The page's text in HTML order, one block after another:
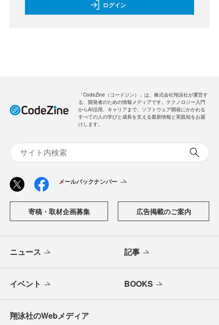
ログイン
「CodeZine（コードジン）」は、株式会社翔泳社が運営す
る、開発者のための情報メディアです。テクノロジー入門
からAI活用、キャリアまで、ソフトウェア開発にかかわる
すべての人の学びと成長を支える最新情報と実践知をお届
けします。
メールバックナンバー
寄稿・取材企画募集 広告掲載のご案内
ニュース 記事
イベント BOOKS
翔泳社のWebメディア